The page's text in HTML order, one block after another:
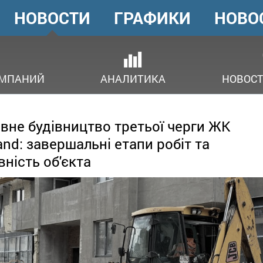
ГОЛОВНЕ
МЕНЮ
НОВОСТИ
АНАЛИТИКА
ГРАФИКИ
будівництво третьої черги ЖК
завершальні етапи робіт та
об'єкта